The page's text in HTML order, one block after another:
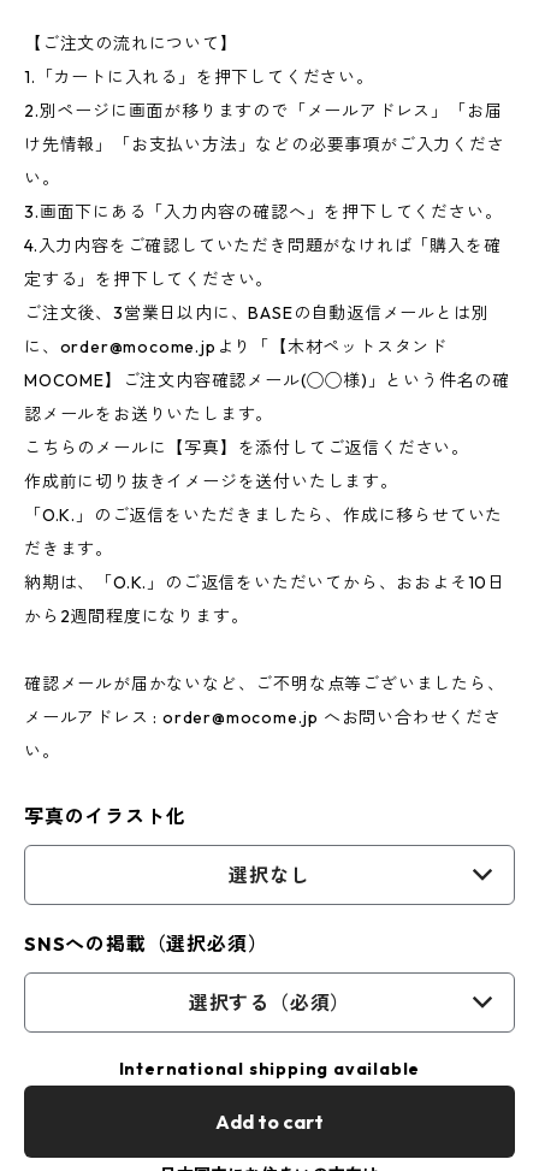
【ご注文の流れについて】
1.「カートに入れる」を押下してください。
2.別ページに画面が移りますので「メールアドレス」「お届
け先情報」「お支払い方法」などの必要事項がご入力くださ
い。
3.画面下にある「入力内容の確認へ」を押下してください。
4.入力内容をご確認していただき問題がなければ「購入を確
定する」を押下してください。
ご注文後、3営業日以内に、BASEの自動返信メールとは別
に、 order@mocome.jp より「【木材ペットスタンド
MOCOME】ご注文内容確認メール(◯◯様)」という件名の確
認メールをお送りいたします。
こちらのメールに【写真】を添付してご返信ください。
作成前に切り抜きイメージを送付いたします。
「O.K.」のご返信をいただきましたら、作成に移らせていた
だきます。
納期は、「O.K.」のご返信をいただいてから、おおよそ10日
から2週間程度になります。
確認メールが届かないなど、ご不明な点等ございましたら、
メールアドレス :order@mocome.jp へお問い合わせくださ
い。
写真のイラスト化
選択なし
SNSへの掲載（選択必須）
選択する（必須）
International shipping available
Add to cart